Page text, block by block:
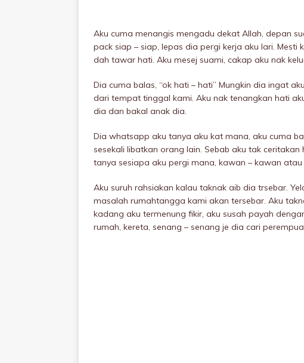
Aku cuma menangis mengadu dekat Allah, depan
pack siap – siap, lepas dia pergi kerja aku lari.
dah tawar hati. Aku mesej suami, cakap aku nak
Dia cuma baIas, “ok hati – hati” Mungkin dia ingat
dari tempat tinggal kami. Aku nak tenangkan hati
dia dan bakal anak dia.
Dia whatsapp aku tanya aku kat mana, aku cuma
sesekali libatkan orang lain. Sebab aku tak
tanya sesiapa aku pergi mana, kawan – kawan atau
Aku suruh rahsiakan kalau taknak aib dia trsebar.
masalah rumahtangga kami akan tersebar. Aku
kadang aku termenung fikir, aku susah payah
rumah, kereta, senang – senang je dia cari